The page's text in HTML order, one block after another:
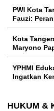
PWI Kota
Fauzi:
Kota
Maryono
YPHMI
Ingatkan
HUKUM &